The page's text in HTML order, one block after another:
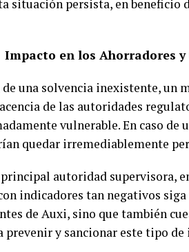
situación persista, en beneficio
Impacto en los Ahorradores
una solvencia inexistente, un
de las autoridades
vulnerable. En caso de
quedar irremediablemente
principal autoridad supervisora,
indicadores tan negativos
de Auxi, sino que también
prevenir y sancionar este tipo